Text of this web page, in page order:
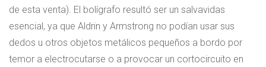
de esta venta). El bolígrafo resultó ser un salvavidas
esencial, ya que Aldrin y Armstrong no podían usar sus
dedos u otros objetos metálicos pequeños a bordo por
temor a electrocutarse o a provocar un cortocircuito en